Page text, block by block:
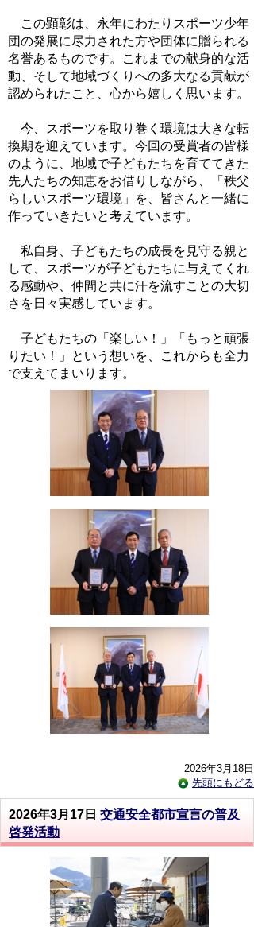
この顕彰は、永年にわたりスポーツ少年
団の発展に尽力された方や団体に贈られる
名誉あるものです。これまでの献身的な活
動、そして地域づくりへの多大なる貢献が
認められたこと、心から嬉しく思います。
今、スポーツを取り巻く環境は大きな転
換期を迎えています。今回の受賞者の皆様
のように、地域で子どもたちを育ててきた
先人たちの知恵をお借りしながら、「秩父
らしいスポーツ環境」を、皆さんと一緒に
作っていきたいと考えています。
私自身、子どもたちの成長を見守る親と
して、スポーツが子どもたちに与えてくれ
る感動や、仲間と共に汗を流すことの大切
さを日々実感しています。
子どもたちの「楽しい！」「もっと頑張
りたい！」という想いを、これからも全力
で支えてまいります。
2026年3月18日
先頭にもどる
2026年3月17日 交通安全都市宣言の普及
啓発活動